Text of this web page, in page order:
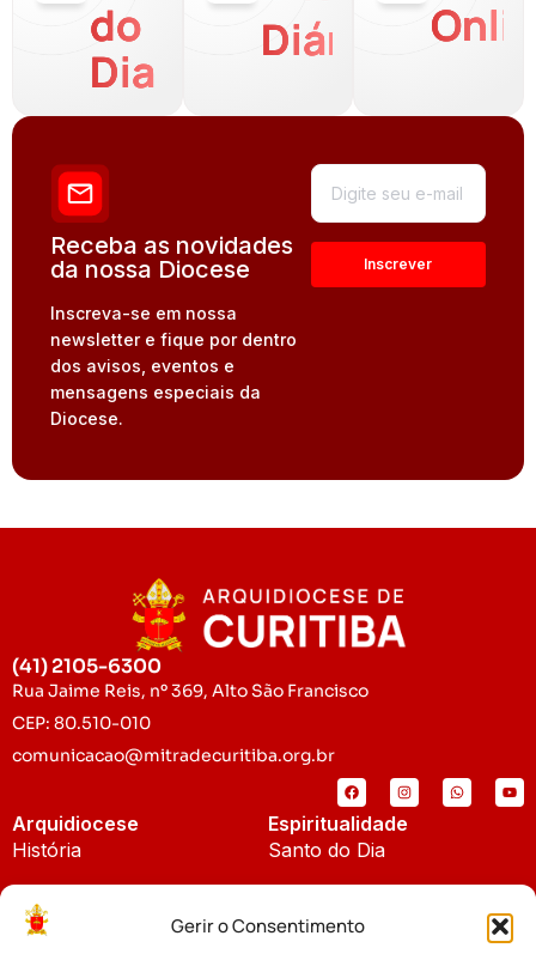
Gerir o Consentimento
do
Dia
Diária
Receba as novidades
da nossa Diocese
Inscreva-se em nossa
newsletter e fique por dentro
dos avisos, eventos e
mensagens especiais da
Diocese.
(41) 2105-6300
Rua Jaime Reis, nº 369, Alto São Francisco
CEP: 80.510-010
comunicacao@mitradecuritiba.org.br
Arquidiocese
História
Padroeira
Espiritualidade
Santo do Dia